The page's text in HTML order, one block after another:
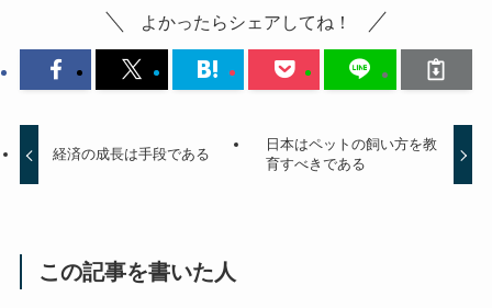
よかったらシェアしてね！
経済の成長は手段である
日本はペットの飼い方を教
育すべきである
この記事を書いた人